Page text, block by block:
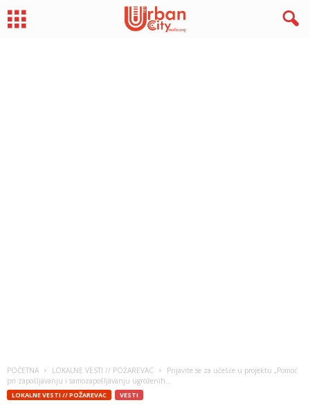
POČETNA LOKALNE VESTI // POŽAREVAC
Prijavite se za učešće u projektu „Pomoć
pri zapošljavanju i samozapošljavanju ugroženih...
LOKALNE VESTI // POŽAREVAC VESTI